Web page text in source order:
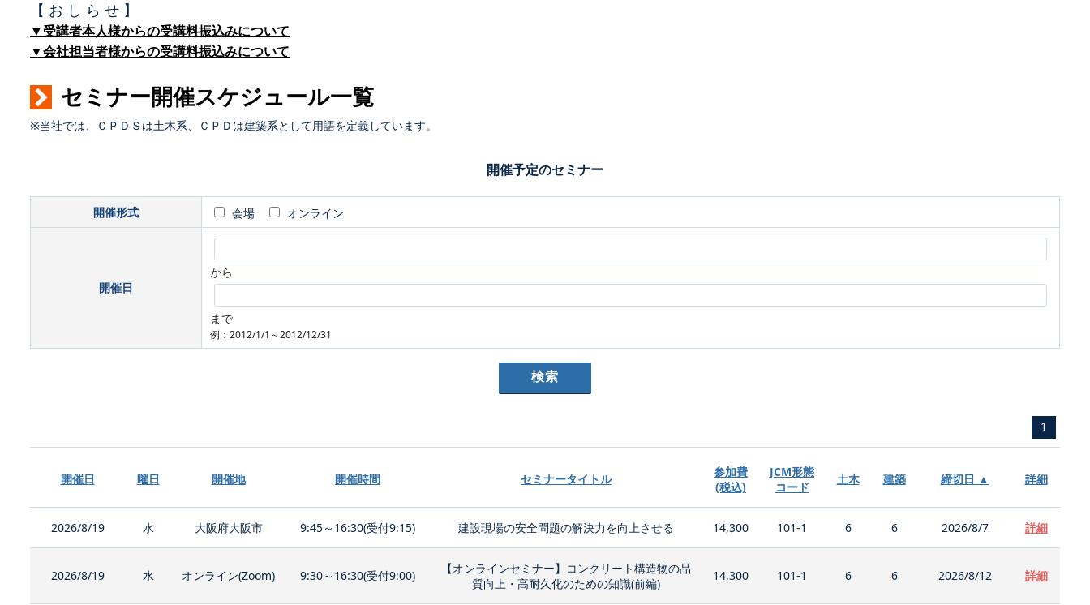
【 お し ら せ 】
▼受講者本人様からの受講料振込みについて
▼会社担当者様からの受講料振込みについて
セミナー開催スケジュール一覧
※当社では、ＣＰＤＳは土木系、ＣＰＤは建築系として用語を定義しています。
開催予定のセミナー
開催形式 会場 オンライン
開催日
から
まで
例：2012/1/1～2012/12/31
1
開催日 曜日 開催地 開催時間 セミナータイトル
参加費
(税込)
JCM形態
コード
土木 建築 締切日 ▲ 詳細
2026/8/19 水 大阪府大阪市 9:45～16:30(受付9:15) 建設現場の安全問題の解決力を向上させる 14,300 101-1 6 6 2026/8/7 詳細
2026/8/19 水 オンライン(Zoom) 9:30～16:30(受付9:00)
【オンラインセミナー】コンクリート構造物の品
質向上・高耐久化のための知識(前編)
14,300 101-1 6 6 2026/8/12 詳細